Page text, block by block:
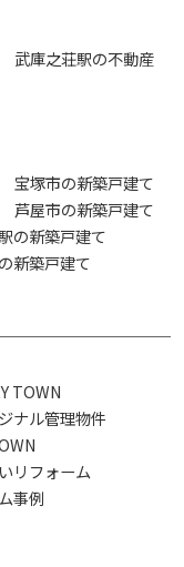
武庫之荘駅の不動産
宝塚市の新築戸建て
芦屋市の新築戸建て
の新築戸建て
新築戸建て
TOWN
ナル管理物件
リフォーム
事例